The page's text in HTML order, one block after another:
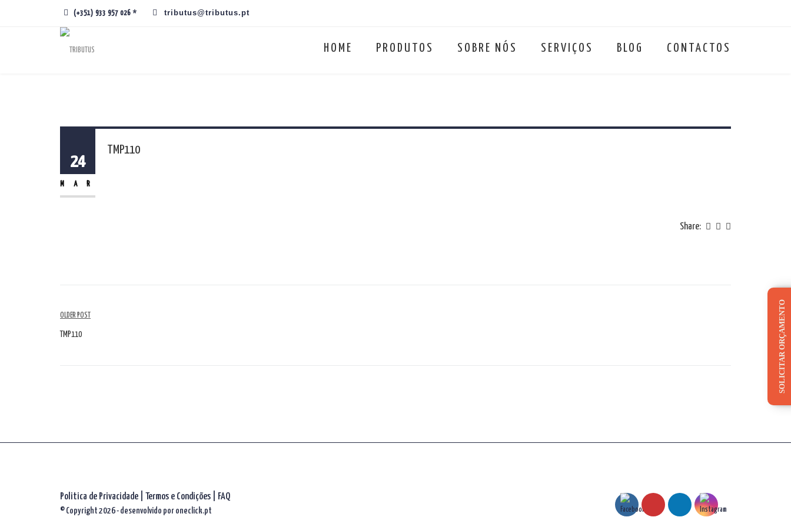
(+351) 933 957 026 * tributus@tributus.pt
HOME PRODUTOS SOBRE NÓS SERVIÇOS BLOG CONTACTOS
24
MAR
TMP110
Share:
Navegação
de
OLDER POST
TMP110
Politica de Privacidade Termos e Condições FAQ
© Copyright 2026 - desenvolvido por oneclick.pt
SOLICITAR ORÇAMENTO